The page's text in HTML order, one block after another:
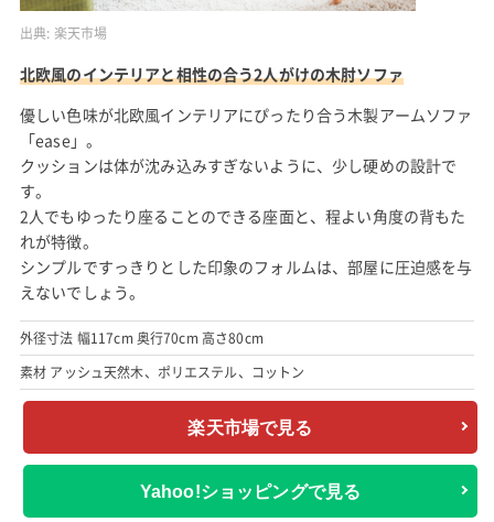
出典: 楽天市場
北欧風のインテリアと相性の合う2人がけの木肘ソファ
優しい色味が北欧風インテリアにぴったり合う木製アームソファ
「ease」。
クッションは体が沈み込みすぎないように、少し硬めの設計で
す。
2人でもゆったり座ることのできる座面と、程よい角度の背もた
れが特徴。
シンプルですっきりとした印象のフォルムは、部屋に圧迫感を与
えないでしょう。
外径寸法 幅117cm 奥行70cm 高さ80cm
素材 アッシュ天然木、ポリエステル、コットン
楽天市場で見る
Yahoo!ショッピングで見る